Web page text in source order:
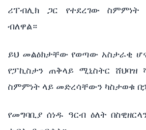
ሪፐብሊክ ጋር የተደረገው ስምምነት
ብለዋል።
ይህ መልዕክታቸው የወጣው አስታራቂ
የፓኪስታን ጠቅላይ ሚኒስትር ሸህባዝ
ስምምነት ላይ መድረሳቸውን ካስታወቁ
የመግባቢያ ሰነዱ ዓርብ ዕለት